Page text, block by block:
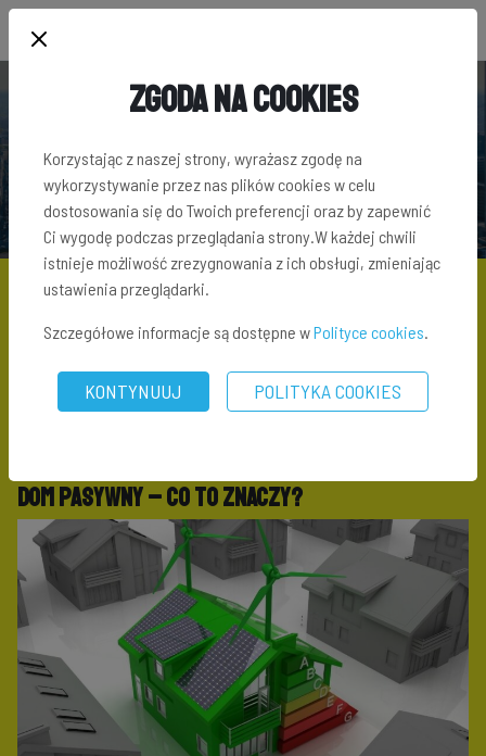
SŁOWNIK TERMINÓW INWESTYCYJNYCH
SŁOWNIK TERMINÓW INWESTYCYJNYCH\ DOM PASYWNY
Dom pasywny
Dom pasywny – co to znaczy?
Zgoda na Cookies
Korzystając z naszej strony, wyrażasz zgodę na
wykorzystywanie przez nas plików cookies w celu
dostosowania się do Twoich preferencji oraz by zapewnić
Ci wygodę podczas przeglądania strony.W każdej chwili
istnieje możliwość zrezygnowania z ich obsługi, zmieniając
ustawienia przeglądarki.
Szczegółowe informacje są dostępne wPolityce cookies.
KONTYNUUJ POLITYKA COOKIES